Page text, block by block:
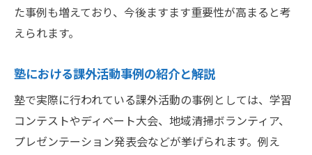
た事例も増えており、今後ますます重要性が高まると考
えられます。
塾における課外活動事例の紹介と解説
塾で実際に行われている課外活動の事例としては、学習
コンテストやディベート大会、地域清掃ボランティア、
プレゼンテーション発表会などが挙げられます。例え